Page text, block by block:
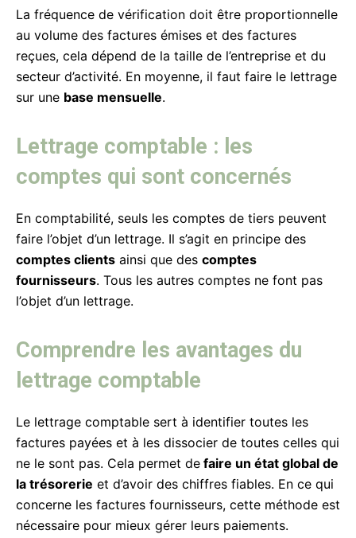
La fréquence de vérification doit être proportionnelle
au volume des factures émises et des factures
reçues, cela dépend de la taille de l’entreprise et du
secteur d’activité. En moyenne, il faut faire le lettrage
sur une base mensuelle.
Lettrage comptable : les
comptes qui sont concernés
En comptabilité, seuls les comptes de tiers peuvent
faire l’objet d’un lettrage. Il s’agit en principe des
comptes clients ainsi que des comptes
fournisseurs. Tous les autres comptes ne font pas
l’objet d’un lettrage.
Comprendre les avantages du
lettrage comptable
Le lettrage comptable sert à identifier toutes les
factures payées et à les dissocier de toutes celles qui
ne le sont pas. Cela permet de faire un état global de
la trésorerie et d’avoir des chiffres fiables. En ce qui
concerne les factures fournisseurs, cette méthode est
nécessaire pour mieux gérer leurs paiements.